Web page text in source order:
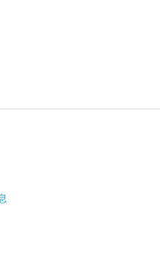
簽署妥當，客人可
已簽署的同意書及
核實無誤後可提供